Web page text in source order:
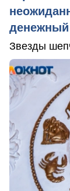
Звезды